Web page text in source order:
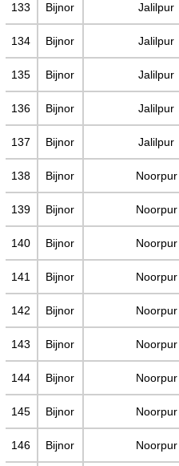
133 Bijnor Jalilpur
134 Bijnor Jalilpur
135 Bijnor Jalilpur
136 Bijnor Jalilpur
137 Bijnor Jalilpur
138 Bijnor Noorpur
139 Bijnor Noorpur
140 Bijnor Noorpur
141 Bijnor Noorpur
142 Bijnor Noorpur
143 Bijnor Noorpur
144 Bijnor Noorpur
145 Bijnor Noorpur
146 Bijnor Noorpur